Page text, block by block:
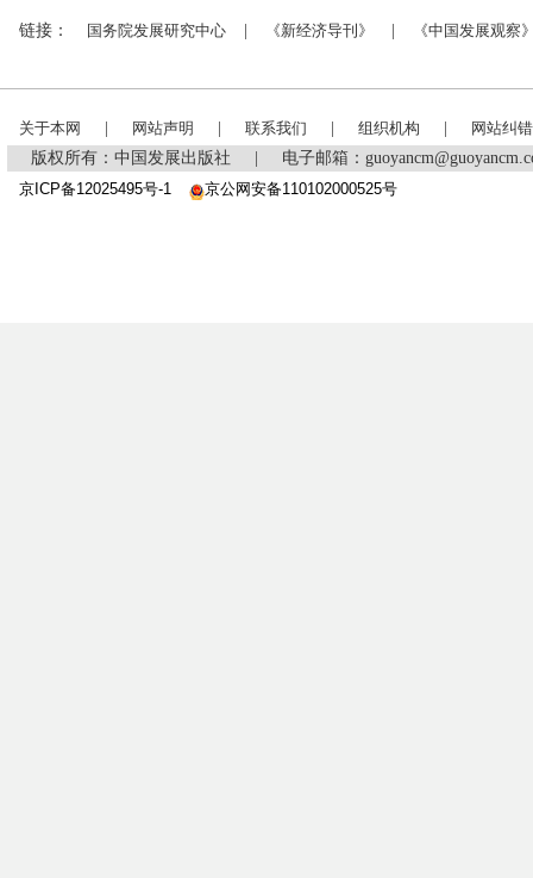
链接： 国务院发展研究中心 《新经济导刊》 《中国发展观察
关于本网 网站声明 联系我们 组织机构
网站纠错
版权所有：中国发展出版社
电子邮箱：
京ICP备12025495号-1
京公网安备110102000525号